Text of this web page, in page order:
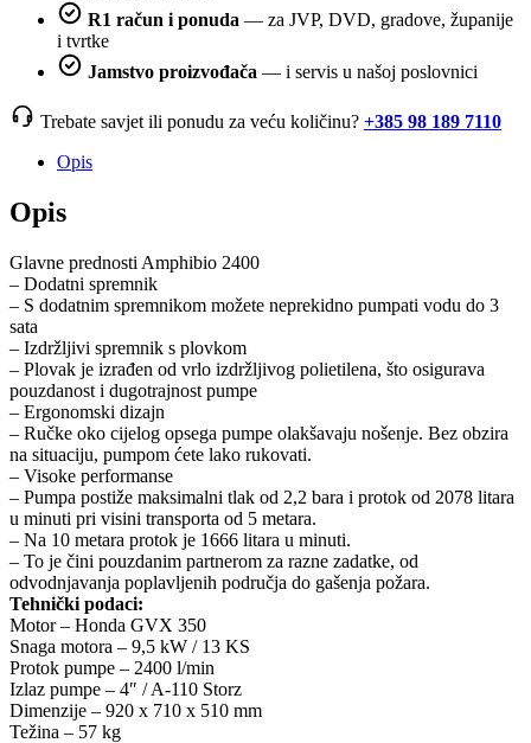
R1 račun i ponuda — za JVP, DVD, gradove, županije
i tvrtke
Jamstvo proizvođača — i servis u našoj poslovnici
Trebate savjet ili ponudu za veću količinu? +385 98 189 7110
Opis
Opis
Glavne prednosti Amphibio 2400
– Dodatni spremnik
– S dodatnim spremnikom možete neprekidno pumpati vodu do 3
sata
– Izdržljivi spremnik s plovkom
– Plovak je izrađen od vrlo izdržljivog polietilena, što osigurava
pouzdanost i dugotrajnost pumpe
– Ergonomski dizajn
– Ručke oko cijelog opsega pumpe olakšavaju nošenje. Bez obzira
na situaciju, pumpom ćete lako rukovati.
– Visoke performanse
– Pumpa postiže maksimalni tlak od 2,2 bara i protok od 2078 litara
u minuti pri visini transporta od 5 metara.
– Na 10 metara protok je 1666 litara u minuti.
– To je čini pouzdanim partnerom za razne zadatke, od
odvodnjavanja poplavljenih područja do gašenja požara.
Tehnički podaci:
Motor – Honda GVX 350
Snaga motora – 9,5 kW / 13 KS
Protok pumpe – 2400 l/min
Izlaz pumpe – 4″ / A-110 Storz
Dimenzije – 920 x 710 x 510 mm
Težina – 57 kg